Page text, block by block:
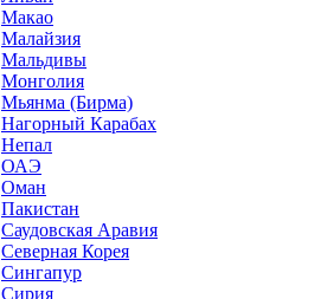
Макао
Малайзия
Мальдивы
Монголия
Мьянма (Бирма)
Нагорный Карабах
Непал
ОАЭ
Оман
Пакистан
Саудовская Аравия
Северная Корея
Сингапур
Сирия